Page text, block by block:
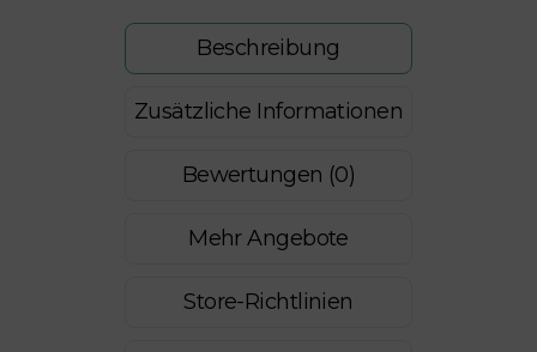
Beschreibung
Zusätzliche Informationen
Bewertungen (0)
Mehr Angebote
Store-Richtlinien